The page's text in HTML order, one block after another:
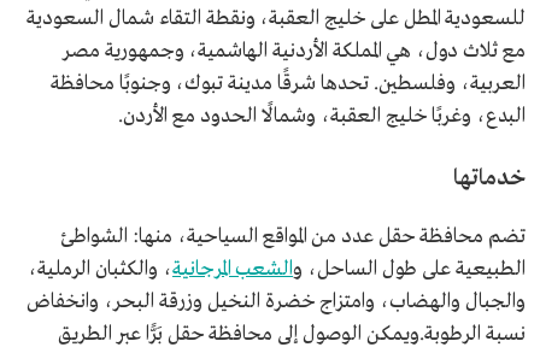
للسعودية المطل على خليج العقبة، ونقطة التقاء شمال السعودية
مع ثلاث دول، هي المملكة الأردنية الهاشمية، وجمهورية مصر
العربية، وفلسطين. تحدها شرقًا مدينة تبوك، وجنوبًا محافظة
البدع، وغربًا خليج العقبة، وشمالًا الحدود مع الأردن.
خدماتها
تضم محافظة حقل عدد من المواقع السياحية، منها: الشواطئ
الطبيعية على طول الساحل، والشعب المرجانية، والكثبان الرملية،
والجبال والهضاب، وامتزاج خضرة النخيل وزرقة البحر، وانخفاض
نسبة الرطوبة.ويمكن الوصول إلى محافظة حقل بَرًّا عبر الطريق